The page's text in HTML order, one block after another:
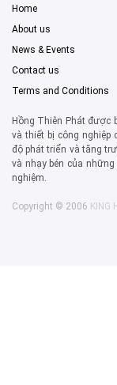
Home
About us
News & Events
Contact us
Terms and Conditions
Hồng Thiên Phát được
và thiết bị công nghiệp
độ phát triển và tăng
và nhạy bén của
nghiệm.
Copyright © 2006 KING